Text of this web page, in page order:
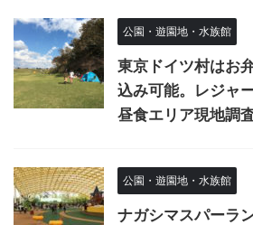
公園・遊園地・水族館
東京ドイツ村はお
込み可能。レジャ
昼食エリア現地調
公園・遊園地・水族館
ナガシマスパーラ